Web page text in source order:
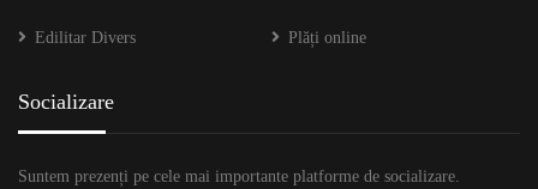
Edilitar Divers Plăți online
Socializare
Suntem prezenți pe cele mai importante platforme de socializare.